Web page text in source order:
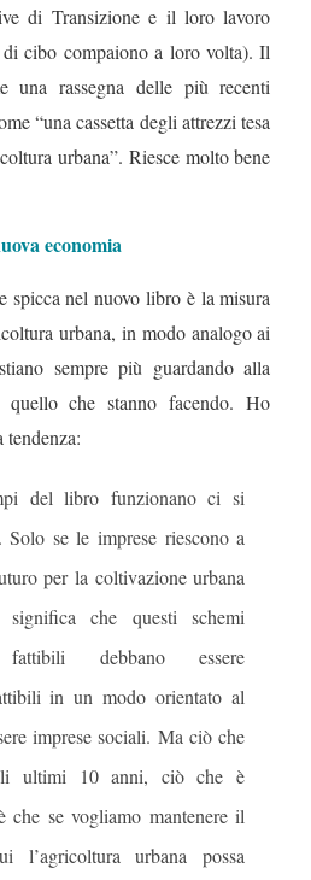
di Transizione e il loro lavoro
cibo compaiono a loro volta). Il
una rassegna delle più recenti
“una cassetta degli attrezzi tesa
urbana”. Riesce molto bene
economia
spicca nel nuovo libro è la misura
urbana, in modo analogo ai
sempre più guardando alla
che stanno facendo. Ho
del libro funzionano ci si
Solo se le imprese riescono a
per la coltivazione urbana
che questi schemi
fattibili debbano essere
in un modo orientato al
imprese sociali. Ma ciò che
ultimi 10 anni, ciò che è
che se vogliamo mantenere il
l’agricoltura urbana possa